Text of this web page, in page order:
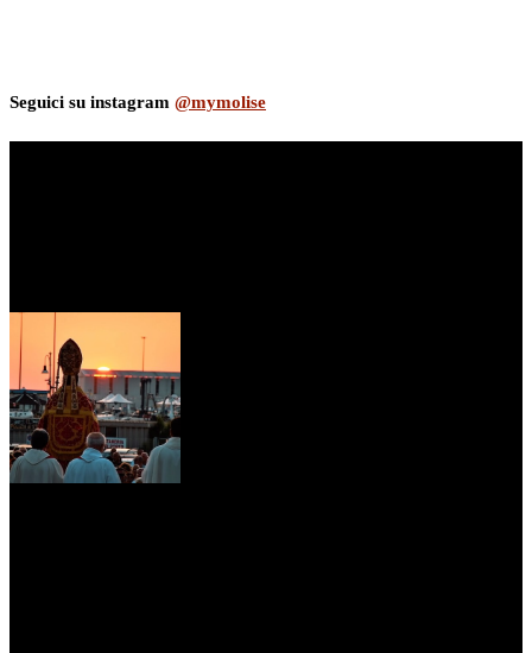
Seguici su instagram @mymolise